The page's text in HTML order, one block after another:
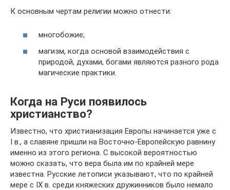
К основным чертам религии можно отнести:
многобожие;
магизм, когда основой взаимодействия с
природой, духами, богами являются разного рода
магические практики.
Когда на Руси появилось
христианство?
Известно, что христианизация Европы начинается уже с
I в., а славяне пришли на Восточно-Европейскую равнину
именно из этого региона. С высокой вероятностью
можно сказать, что вера была им по крайней мере
известна. Русские летописи указывают, что по крайней
мере с IX в. среди княжеских дружинников было немало